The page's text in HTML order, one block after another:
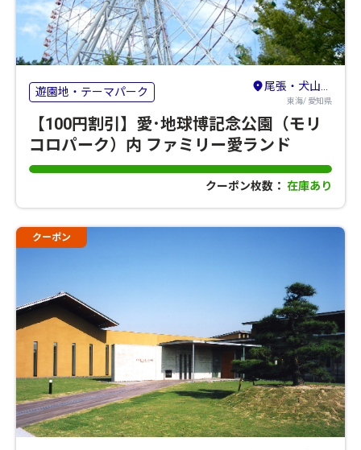
遊園地・テーマパーク 尾張・犬山・小牧・瀬戸・長久手
東海/ 愛知県
【100円割引】愛･地球博記念公園（モリ
コロパーク）内 ファミリー愛ランド
クーポン枚数： 在庫あり
クーポン